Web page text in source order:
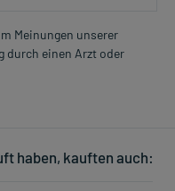
Meinungen unserer
durch einen Arzt oder
haben, kauften auch: